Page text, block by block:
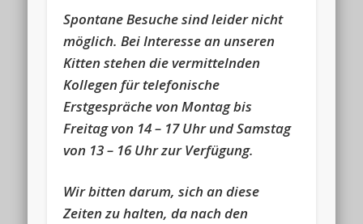
Spontane Besuche sind leider nicht
möglich. Bei Interesse an unseren
Kitten stehen die vermittelnden
Kollegen für telefonische
Erstgespräche von Montag bis
Freitag von 14 – 17 Uhr und Samstag
von 13 – 16 Uhr zur Verfügung.
Wir bitten darum, sich an diese
Zeiten zu halten, da nach den